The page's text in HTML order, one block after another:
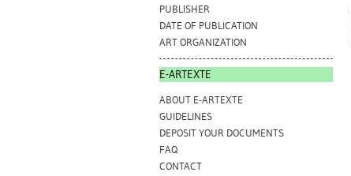
PUBLISHER
DATE OF PUBLICATION
ART ORGANIZATION
E-ARTEXTE
ABOUT E-ARTEXTE
GUIDELINES
DEPOSIT YOUR DOCUMENTS
FAQ
CONTACT